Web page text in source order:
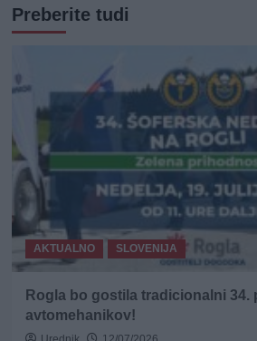
Preberite tudi
AKTUALNO SLOVENIJA
Rogla bo gostila tradicionalni 34.
avtomehanikov!